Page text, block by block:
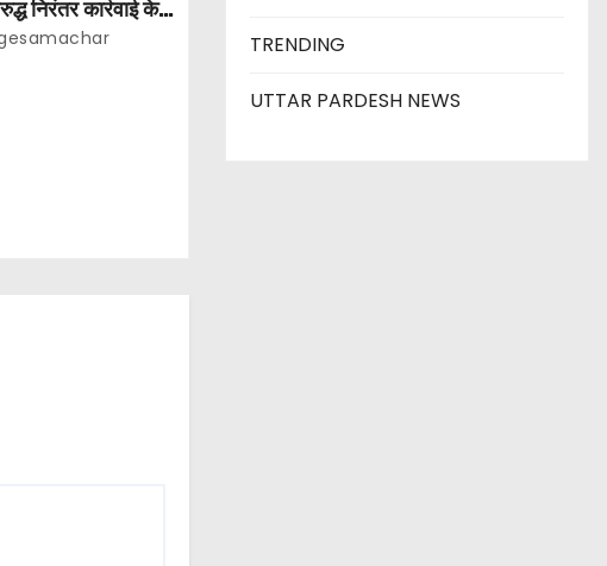
निरंतर कार्रवाई के
लाख से अधिक
TRENDING
UTTAR PARDESH NEWS